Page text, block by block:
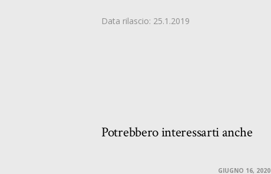
Data rilascio: 25.1.2019
Potrebbero interessarti anche
GIUGNO 16, 2020